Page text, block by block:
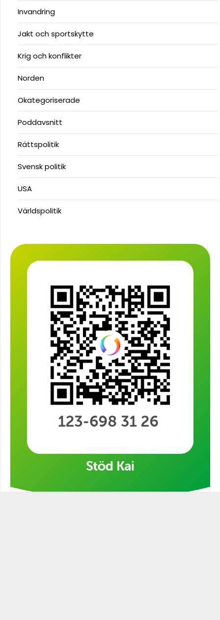
Invandring
Jakt och sportskytte
Krig och konflikter
Norden
Okategoriserade
Poddavsnitt
Rättspolitik
Svensk politik
USA
Världspolitik